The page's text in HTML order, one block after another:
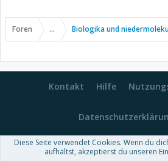
Foren ... Biologika und
Kontakt Hilfe
Forum software by XenForo™-
Diese Seite verwendet Cookies. Wenn du
aufhältst, akzeptierst du unseren